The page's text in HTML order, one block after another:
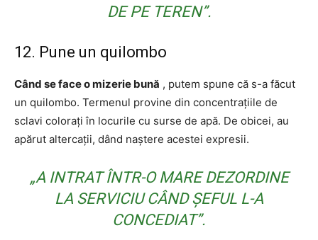
DE PE TEREN”.
12. Pune un quilombo
Când se face o mizerie bună , putem spune că s-a făcut
un quilombo. Termenul provine din concentrațiile de
sclavi colorați în locurile cu surse de apă. De obicei, au
apărut altercații, dând naștere acestei expresii.
„A INTRAT ÎNTR-O MARE DEZORDINE
LA SERVICIU CÂND ȘEFUL L-A
CONCEDIAT”.